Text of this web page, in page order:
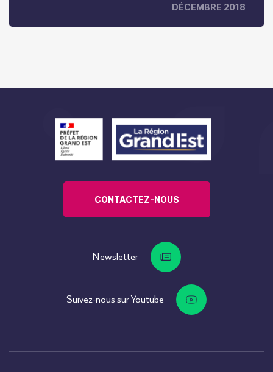
DÉCEMBRE 2018
CONTACTEZ-NOUS
Newsletter
Suivez-nous sur Youtube